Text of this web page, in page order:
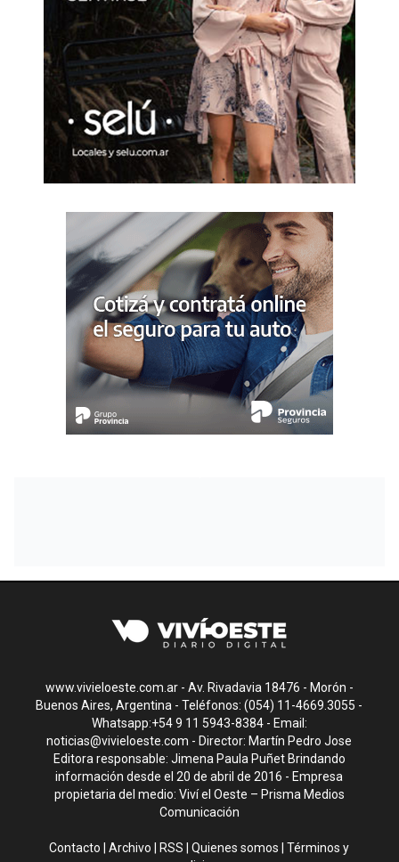
www.vivieloeste.com.ar - Av. Rivadavia 18476 - Morón -
Buenos Aires, Argentina - Teléfonos: (054) 11-4669.3055 -
Whatsapp:+54 9 11 5943-8384 - Email:
noticias@vivieloeste.com - Director: Martín Pedro Jose
Editora responsable: Jimena Paula Puñet Brindando
información desde el 20 de abril de 2016 - Empresa
propietaria del medio: Viví el Oeste – Prisma Medios
Comunicación
Contacto |Archivo RSS |Quienes somos |Términos y